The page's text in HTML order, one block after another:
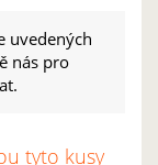
uvedených
nás pro
tyto kusy